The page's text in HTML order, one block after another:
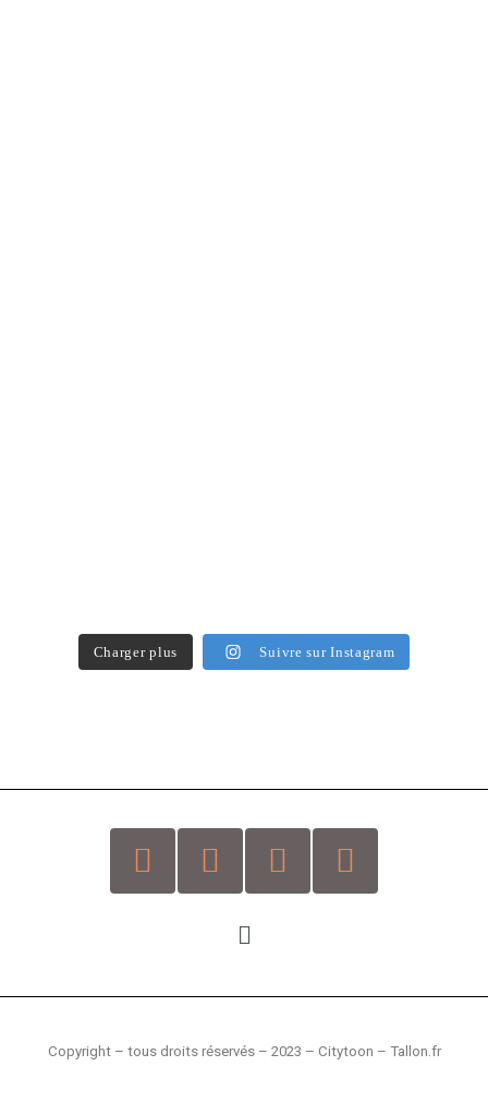
Charger plus Suivre sur Instagram
Copyright – tous droits réservés – 2023 – Citytoon – Tallon.fr